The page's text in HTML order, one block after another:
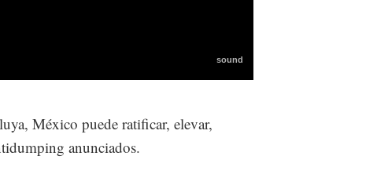
México puede ratificar, elevar,
anunciados.